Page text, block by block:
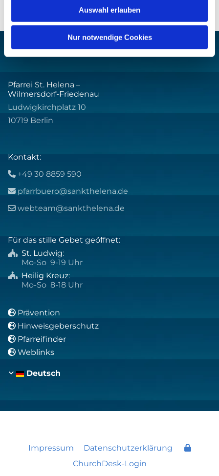
Auswahl erlauben
Nur notwendige Cookies
Pfarrei St. Helena –
Wilmersdorf-Friedenau
Ludwigkirchplatz 10
10719 Berlin
Kontakt:
 +49 30 8859 590
 pfarrbuero@sankthelena.de
 webteam@sankthelena.de
Für das stille Gebet geöffnet:
 St. Ludwig:
Mo-So 9-19 Uhr
 Heilig Kreuz:
Mo-So 8-18 Uhr
 Prävention
 Hinweisgeberschutz
 Pfarreifinder
 Weblinks
Deutsch
Impressum
Datenschutzerklärung
ChurchDesk-Login